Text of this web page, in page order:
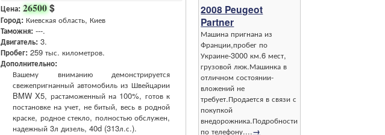
Цена: 26500$
Город: Киевская область, Киев
Таможня: ---.
Двигатель: 3.
Пробег: 259 тыс. километров.
Дополнительно:
Вашему вниманию демонстрируется
свежепригнанный автомобиль из Швейцарии
BMW X5, растаможенный на 100%, готов к
постановке на учет, не битый, весь в родной
краске, родное стекло, полностью обслужен,
надежный 3л дизель, 40d (313л.с.).
2008 Peugeot
Partner
Машина пригнана из
Франции,пробег по
Украине-3000 км.6 мест,
грузовой люк.Машинка в
отличном состоянии-
вложений не
требует.Продается в связи с
покупкой
внедорожника.Подробности
по телефону....→